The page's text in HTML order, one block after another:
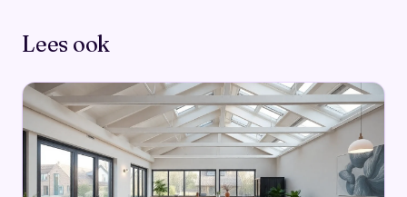
Lees ook